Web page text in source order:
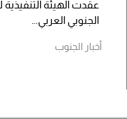
عقدت الهيئة التنفيذية
الجنوبي العربي...
أخبار الجنوب